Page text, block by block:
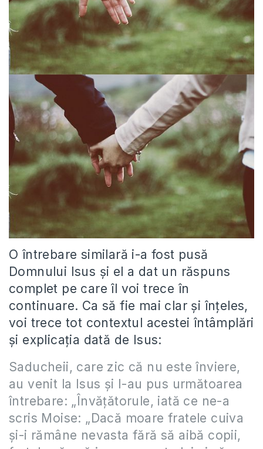
O întrebare similară i-a fost pusă
Domnului Isus şi el a dat un răspuns
complet pe care îl voi trece în
continuare. Ca să fie mai clar şi înţeles,
voi trece tot contextul acestei întâmplări
şi explicaţia dată de Isus:
Saducheii, care zic că nu este înviere,
au venit la Isus şi I-au pus următoarea
întrebare: „Învăţătorule, iată ce ne-a
scris Moise: „Dacă moare fratele cuiva
şi-i rămâne nevasta fără să aibă copii,